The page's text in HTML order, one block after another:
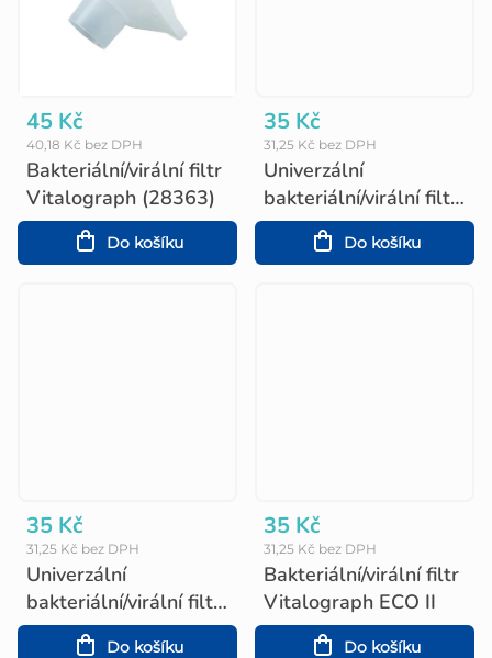
Bakteriální/virální filtr
Vitalograph (28363)
40,18 Kč bez DPH
45 Kč
Do košíku
Univerzální
bakteriální/virální filtr,
kulatý
31,25 Kč bez DPH
35 Kč
Do košíku
Univerzální
bakteriální/virální filtr,
oválný
31,25 Kč bez DPH
35 Kč
Do košíku
Bakteriální/virální filtr
Vitalograph ECO II
31,25 Kč bez DPH
35 Kč
Do košíku